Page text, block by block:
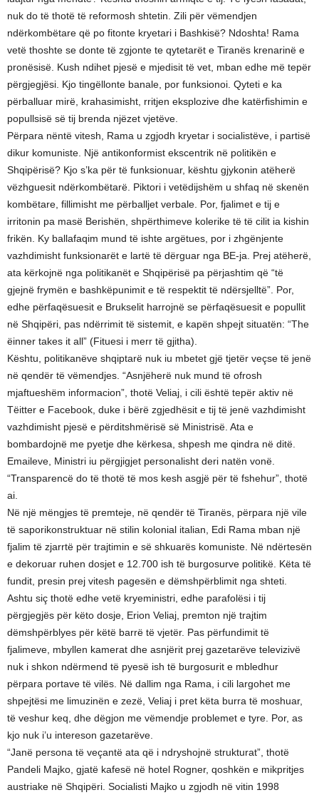
nuk do të thotë të reformosh shtetin. Zili për vëmendjen
ndërkombëtare që po fitonte kryetari i Bashkisë? Ndoshta! Rama
vetë thoshte se donte të zgjonte te qytetarët e Tiranës krenarinë e
pronësisë. Kush ndihet pjesë e mjedisit të vet, mban edhe më tepër
përgjegjësi. Kjo tingëllonte banale, por funksionoi. Qyteti e ka
përballuar mirë, krahasimisht, rritjen eksplozive dhe katërfishimin e
popullsisë së tij brenda njëzet vjetëve.
Përpara nëntë vitesh, Rama u zgjodh kryetar i socialistëve, i partisë
dikur komuniste. Një antikonformist ekscentrik në politikën e
Shqipërisë? Kjo s’ka për të funksionuar, kështu gjykonin atëherë
vëzhguesit ndërkombëtarë. Piktori i vetëdijshëm u shfaq në skenën
kombëtare, fillimisht me përballjet verbale. Por, fjalimet e tij e
irritonin pa masë Berishën, shpërthimeve kolerike të të cilit ia kishin
frikën. Ky ballafaqim mund të ishte argëtues, por i zhgënjente
vazhdimisht funksionarët e lartë të dërguar nga BE-ja. Prej atëherë,
ata kërkojnë nga politikanët e Shqipërisë pa përjashtim që “të
gjejnë frymën e bashkëpunimit e të respektit të ndërsjelltë”. Por,
edhe përfaqësuesit e Brukselit harrojnë se përfaqësuesit e popullit
në Shqipëri, pas ndërrimit të sistemit, e kapën shpejt situatën: “The
ëinner takes it all” (Fituesi i merr të gjitha).
Kështu, politikanëve shqiptarë nuk iu mbetet gjë tjetër veçse të jenë
në qendër të vëmendjes. “Asnjëherë nuk mund të ofrosh
mjaftueshëm informacion”, thotë Veliaj, i cili është tepër aktiv në
Tëitter e Facebook, duke i bërë zgjedhësit e tij të jenë vazhdimisht
vazhdimisht pjesë e përditshmërisë së Ministrisë. Ata e
bombardojnë me pyetje dhe kërkesa, shpesh me qindra në ditë.
Emaileve, Ministri iu përgjigjet personalisht deri natën vonë.
“Transparencë do të thotë të mos kesh asgjë për të fshehur”, thotë
ai.
Në një mëngjes të premteje, në qendër të Tiranës, përpara një vile
të saporikonstruktuar në stilin kolonial italian, Edi Rama mban një
fjalim të zjarrtë për trajtimin e së shkuarës komuniste. Në ndërtesën
e dekoruar ruhen dosjet e 12.700 ish të burgosurve politikë. Këta të
fundit, presin prej vitesh pagesën e dëmshpërblimit nga shteti.
Ashtu siç thotë edhe vetë kryeministri, edhe parafolësi i tij
përgjegjës për këto dosje, Erion Veliaj, premton një trajtim
dëmshpërblyes për këtë barrë të vjetër. Pas përfundimit të
fjalimeve, mbyllen kamerat dhe asnjërit prej gazetarëve televizivë
nuk i shkon ndërmend të pyesë ish të burgosurit e mbledhur
përpara portave të vilës. Në dallim nga Rama, i cili largohet me
shpejtësi me limuzinën e zezë, Veliaj i pret këta burra të moshuar,
të veshur keq, dhe dëgjon me vëmendje problemet e tyre. Por, as
kjo nuk i’u intereson gazetarëve.
“Janë persona të veçantë ata që i ndryshojnë strukturat”, thotë
Pandeli Majko, gjatë kafesë në hotel Rogner, qoshkën e mikpritjes
austriake në Shqipëri. Socialisti Majko u zgjodh në vitin 1998